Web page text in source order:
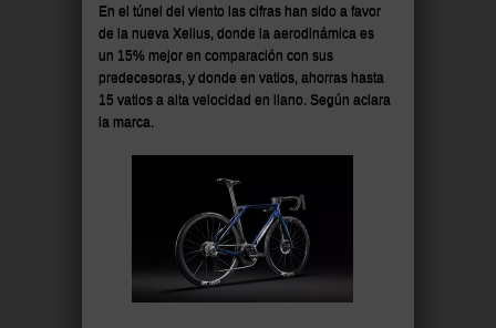
En el túnel del viento las cifras han sido a favor
de la nueva Xelius, donde la aerodinámica es
un 15% mejor en comparación con sus
predecesoras, y donde en vatios, ahorras hasta
15 vatios a alta velocidad en llano. Según aclara
la marca.